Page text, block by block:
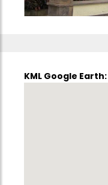
KML Google Earth: